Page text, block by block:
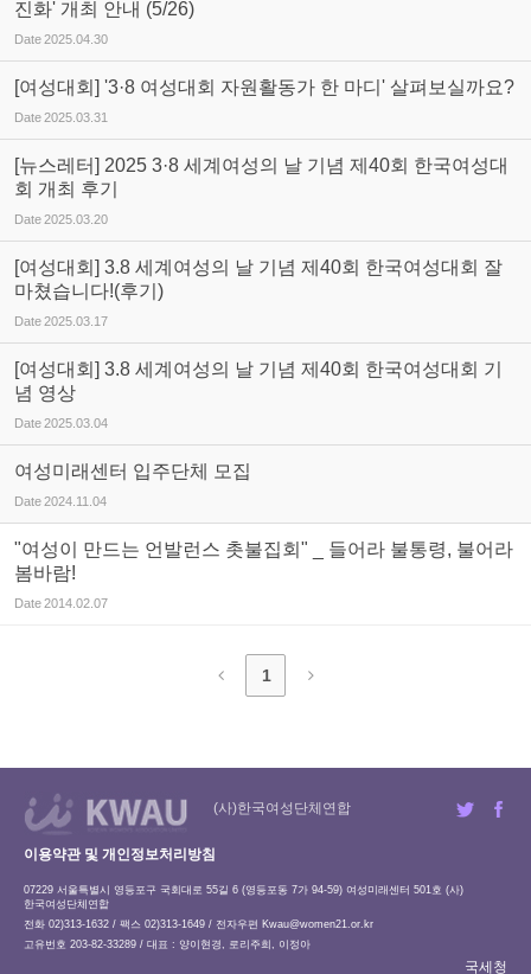
진화' 개최 안내 (5/26)
Date2025.04.30
[여성대회] '3·8 여성대회 자원활동가 한 마디' 살펴보실까요?
Date2025.03.31
[뉴스레터] 2025 3·8 세계여성의 날 기념 제40회 한국여성대
회 개최 후기
Date2025.03.20
[여성대회] 3.8 세계여성의 날 기념 제40회 한국여성대회 잘
마쳤습니다!(후기)
Date2025.03.17
[여성대회] 3.8 세계여성의 날 기념 제40회 한국여성대회 기
념 영상
Date2025.03.04
여성미래센터 입주단체 모집
Date2024.11.04
"여성이 만드는 언발런스 촛불집회" _ 들어라 불통령, 불어라
봄바람!
Date2014.02.07
1
(사)한국여성단체연합
이용약관 및 개인정보처리방침
07229 서울특별시 영등포구 국회대로 55길 6 (영등포동 7가 94-59) 여성미래센터 501호 (사)
한국여성단체연합
전화 02)313-1632 / 팩스 02)313-1649 / 전자우편 Kwau@women21.or.kr
고유번호 203-82-33289 / 대표 : 양이현경, 로리주희, 이정아
국세청